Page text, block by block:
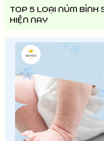
TOP 5 LOẠI NÚM BÌNH
HIỆN NAY